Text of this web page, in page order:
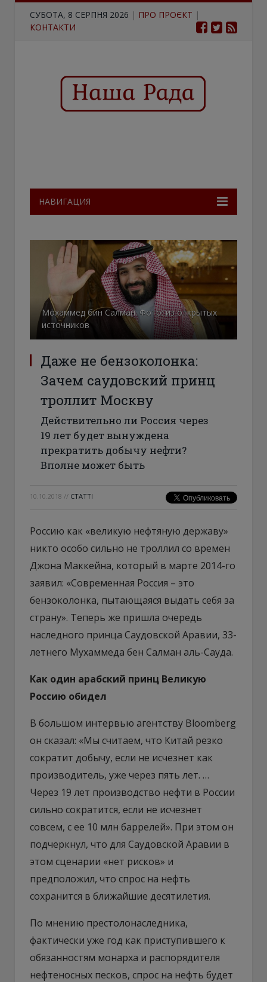
СУБОТА, 8 СЕРПНЯ 2026 | ПРО ПРОЄКТ |
КОНТАКТИ
НАВИГАЦИЯ
Мохаммед бин Салман. Фото: из открытых
источников
Даже не бензоколонка:
Зачем саудовский принц
троллит Москву
Действительно ли Россия через
19 лет будет вынуждена
прекратить добычу нефти?
Вполне может быть
10.10.2018 // СТАТТІ
Россию как «великую нефтяную державу»
никто особо сильно не троллил со времен
Джона Маккейна, который в марте 2014-го
заявил: «Современная Россия – это
бензоколонка, пытающаяся выдать себя за
страну». Теперь же пришла очередь
наследного принца Саудовской Аравии, 33-
летнего Мухаммеда бен Салман аль-Сауда.
Как один арабский принц Великую
Россию обидел
В большом интервью агентству Bloomberg
он сказал: «Мы считаем, что Китай резко
сократит добычу, если не исчезнет как
производитель, уже через пять лет. …
Через 19 лет производство нефти в России
сильно сократится, если не исчезнет
совсем, с ее 10 млн баррелей». При этом он
подчеркнул, что для Саудовской Аравии в
этом сценарии «нет рисков» и
предположил, что спрос на нефть
сохранится в ближайшие десятилетия.
По мнению престолонаследника,
фактически уже год как приступившего к
обязанностям монарха и распорядителя
нефтеносных песков, спрос на нефть будет